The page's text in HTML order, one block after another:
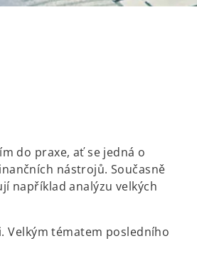
do praxe, ať se jedná o
nástrojů. Současně
například analýzu velkých
Velkým tématem posledního